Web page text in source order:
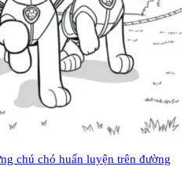
chú chó huấn luyện trên đường